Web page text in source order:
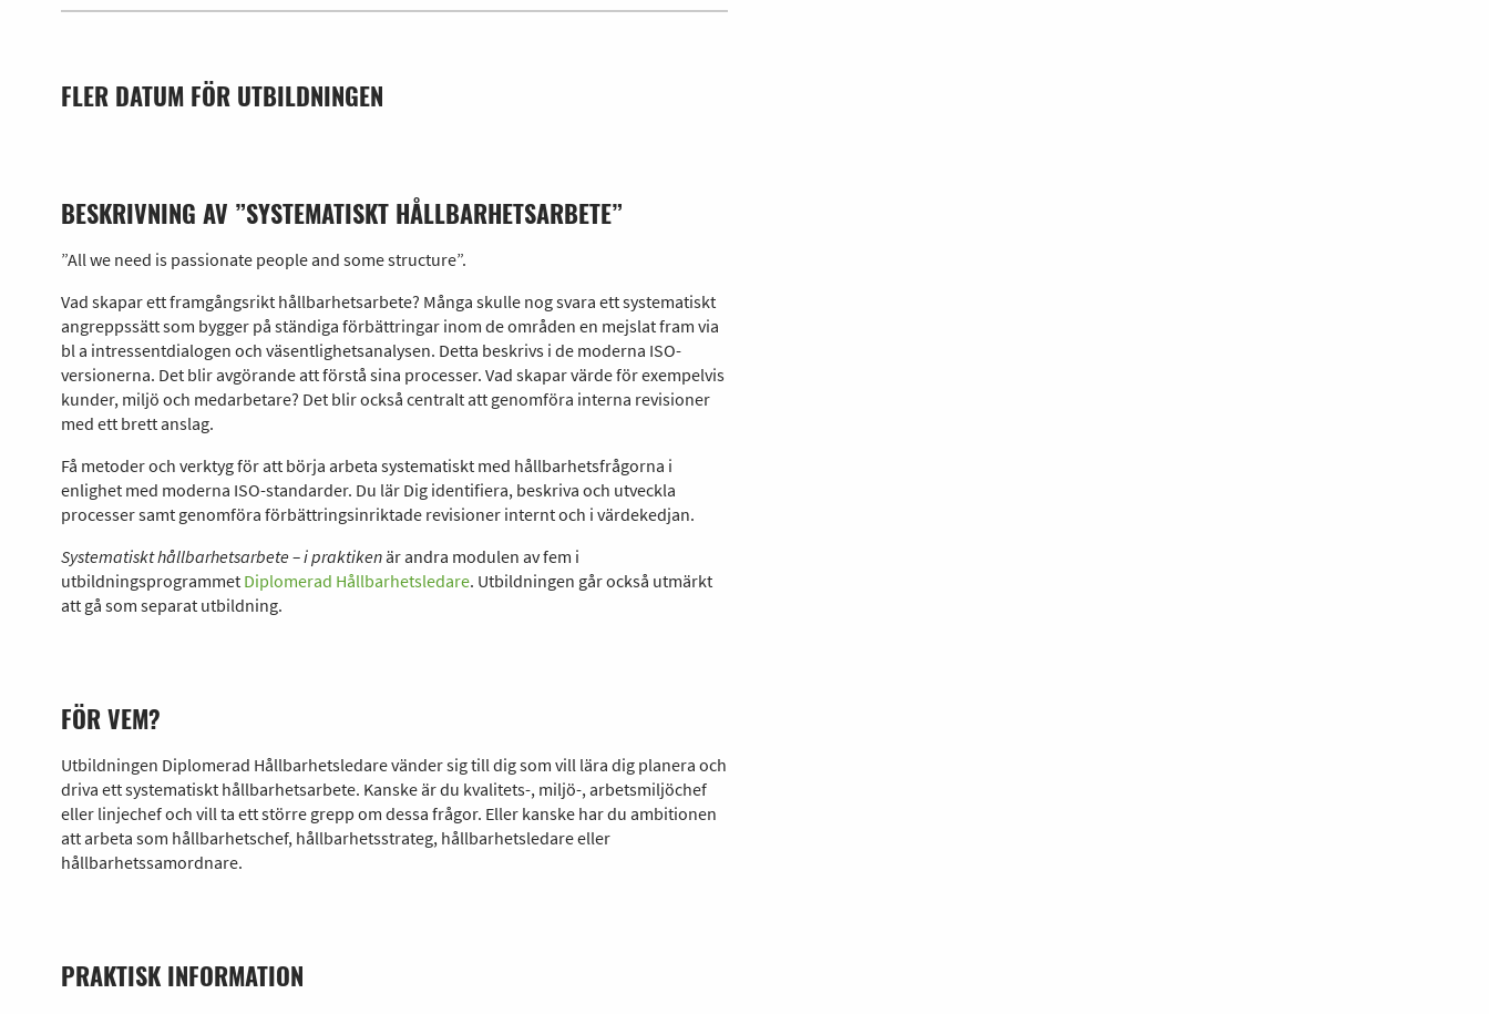
FLER DATUM FÖR UTBILDNINGEN
BESKRIVNING AV ”SYSTEMATISKT HÅLLBARHETSARBETE”
”All we need is passionate people and some structure”.
Vad skapar ett framgångsrikt hållbarhetsarbete? Många skulle nog svara ett systematiskt
angreppssätt som bygger på ständiga förbättringar inom de områden en mejslat fram via
bl a intressentdialogen och väsentlighetsanalysen. Detta beskrivs i de moderna ISO-
versionerna. Det blir avgörande att förstå sina processer. Vad skapar värde för exempelvis
kunder, miljö och medarbetare? Det blir också centralt att genomföra interna revisioner
med ett brett anslag.
Få metoder och verktyg för att börja arbeta systematiskt med hållbarhetsfrågorna i
enlighet med moderna ISO-standarder. Du lär Dig identifiera, beskriva och utveckla
processer samt genomföra förbättringsinriktade revisioner internt och i värdekedjan.
Systematiskt hållbarhetsarbete – i praktikenär andra modulen av fem i
utbildningsprogrammet Diplomerad Hållbarhetsledare. Utbildningen går också utmärkt
att gå som separat utbildning.
FÖR VEM?
Utbildningen Diplomerad Hållbarhetsledare vänder sig till dig som vill lära dig planera och
driva ett systematiskt hållbarhetsarbete. Kanske är du kvalitets-, miljö-, arbetsmiljöchef
eller linjechef och vill ta ett större grepp om dessa frågor. Eller kanske har du ambitionen
att arbeta som hållbarhetschef, hållbarhetsstrateg, hållbarhetsledare eller
hållbarhetssamordnare.
PRAKTISK INFORMATION